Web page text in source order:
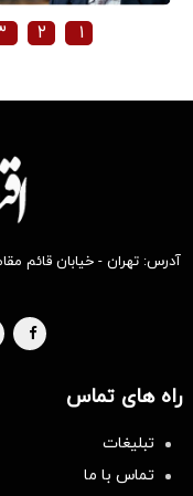
۱ ۲
آدرس: تهران - خیابان قائم
راه های تماس
تبلیغات
تماس با ما